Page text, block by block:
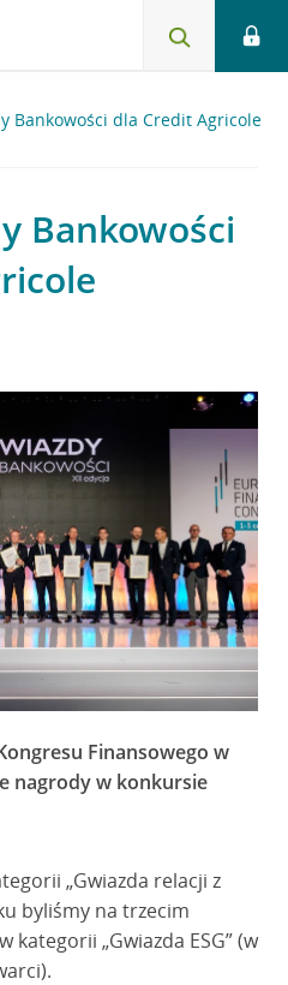
Bankowości dla Credit Agricole
Bankowości
Finansowego w
nagrody w konkursie
„Gwiazda relacji z
byliśmy na trzecim
kategorii „Gwiazda ESG” (w